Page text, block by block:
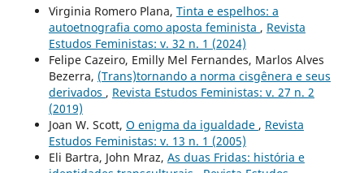
Virginia Romero Plana, Tinta e espelhos: a
autoetnografia como aposta feminista , Revista
Estudos Feministas: v. 32 n. 1 (2024)
Felipe Cazeiro, Emilly Mel Fernandes, Marlos Alves
Bezerra, (Trans)tornando a norma cisgênera e seus
derivados , Revista Estudos Feministas: v. 27 n. 2
(2019)
Joan W. Scott, O enigma da igualdade , Revista
Estudos Feministas: v. 13 n. 1 (2005)
Eli Bartra, John Mraz, As duas Fridas: história e